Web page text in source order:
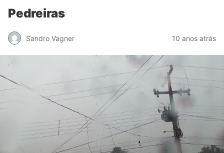
Pedreiras
Sandro Vagner 10 anos atrás